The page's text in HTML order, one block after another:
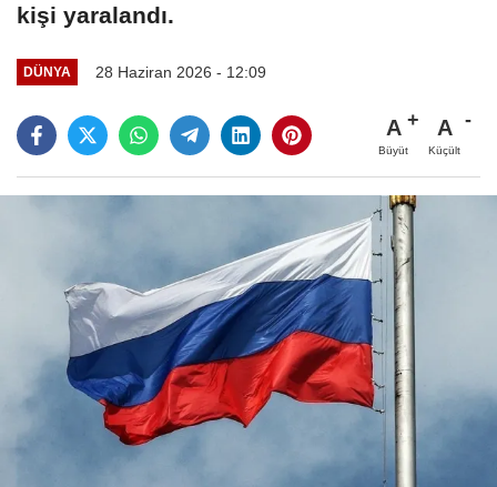
kişi yaralandı.
DÜNYA 28 Haziran 2026 - 12:09
A
Büyüt
A
Küçült